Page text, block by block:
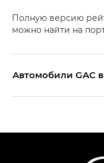
Полную версию
можно найти на
Aвтомобили GAC
Эс Икс
S7 — Эс 7 (S7) в